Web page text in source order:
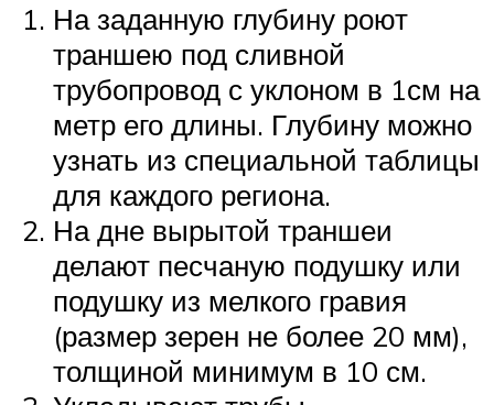
На заданную глубину роют
траншею под сливной
трубопровод с уклоном в 1см на
метр его длины. Глубину можно
узнать из специальной таблицы
для каждого региона.
На дне вырытой траншеи
делают песчаную подушку или
подушку из мелкого гравия
(размер зерен не более 20 мм),
толщиной минимум в 10 см.